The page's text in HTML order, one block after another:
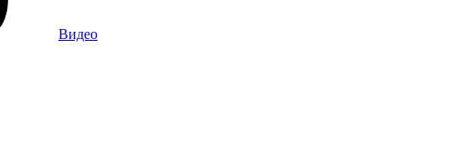
Видео